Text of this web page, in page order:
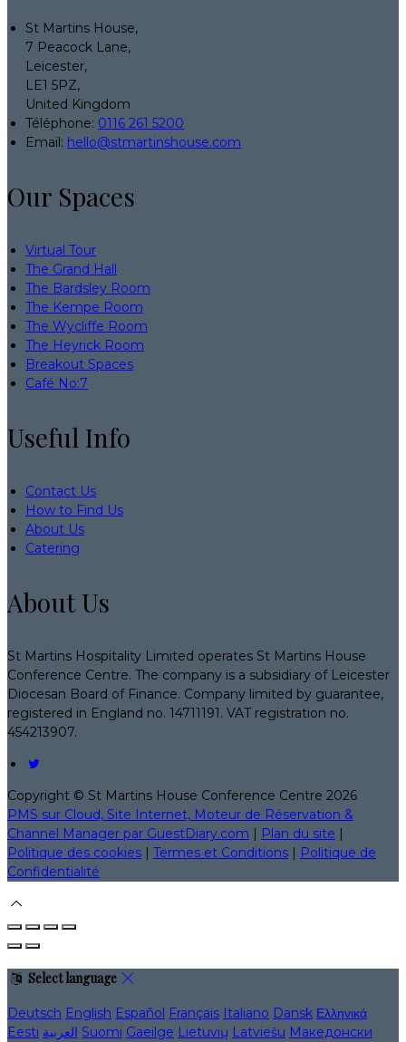
St Martins House,
7 Peacock Lane,
Leicester,
LE1 5PZ,
United Kingdom
Téléphone: 0116 261 5200
Email: hello@stmartinshouse.com
Our Spaces
Virtual Tour
The Grand Hall
The Bardsley Room
The Kempe Room
The Wycliffe Room
The Heyrick Room
Breakout Spaces
Café No:7
Useful Info
Contact Us
How to Find Us
About Us
Catering
About Us
St Martins Hospitality Limited operates St Martins House
Conference Centre. The company is a subsidiary of Leicester
Diocesan Board of Finance. Company limited by guarantee,
registered in England no. 14711191. VAT registration no.
454213907.
Copyright © St Martins House Conference Centre 2026
PMS sur Cloud, Site Internet, Moteur de Réservation &
Channel Manager par GuestDiary.com | Plan du site |
Politique des cookies | Termes et Conditions | Politique de
Confidentialité
Select language
Deutsch English Español Français Italiano Dansk Ελληνικά
Eesti العربية Suomi Gaeilge Lietuvių Latviešu Македонски